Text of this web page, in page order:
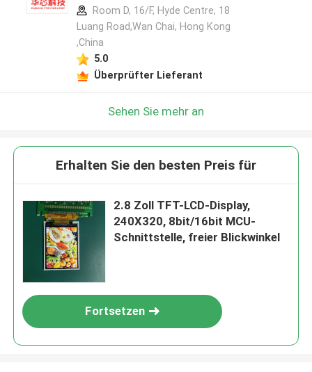
Room D, 16/F, Hyde Centre, 18
Luang Road,Wan Chai, Hong Kong
,China
5.0
Überprüfter Lieferant
Sehen Sie mehr an
Erhalten Sie den besten Preis für
2.8 Zoll TFT-LCD-Display,
240X320, 8bit/16bit MCU-
Schnittstelle, freier Blickwinkel
Fortsetzen